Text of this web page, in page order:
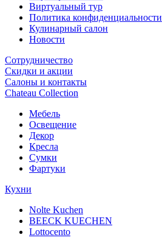
Виртуальный тур
Политика конфиденциальности
Кулинарный салон
Новости
Сотрудничество
Скидки и акции
Салоны и контакты
Chateau Collection
Мебель
Освещение
Декор
Кресла
Сумки
Фартуки
Кухни
Nolte Kuchen
BEECK KUECHEN
Lottocento